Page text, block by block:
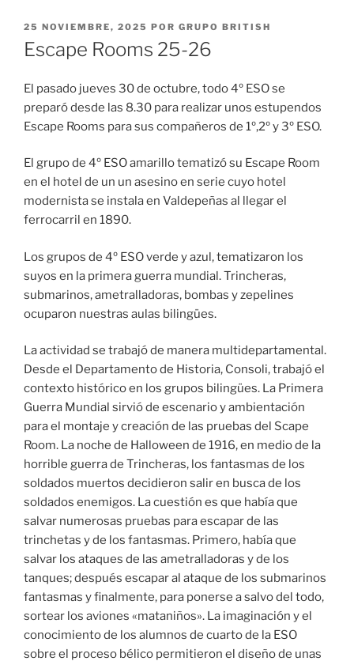
PUBLICADO
EL
25 NOVIEMBRE, 2025 POR GRUPO BRITISH
Escape Rooms 25-26
El pasado jueves 30 de octubre, todo 4º ESO se
preparó desde las 8.30 para realizar unos estupendos
Escape Rooms para sus compañeros de 1º,2º y 3º ESO.
El grupo de 4º ESO amarillo tematizó su Escape Room
en el hotel de un un asesino en serie cuyo hotel
modernista se instala en Valdepeñas al llegar el
ferrocarril en 1890.
Los grupos de 4º ESO verde y azul, tematizaron los
suyos en la primera guerra mundial. Trincheras,
submarinos, ametralladoras, bombas y zepelines
ocuparon nuestras aulas bilingües.
La actividad se trabajó de manera multidepartamental.
Desde el Departamento de Historia, Consoli, trabajó el
contexto histórico en los grupos bilingües. La Primera
Guerra Mundial sirvió de escenario y ambientación
para el montaje y creación de las pruebas del Scape
Room. La noche de Halloween de 1916, en medio de la
horrible guerra de Trincheras, los fantasmas de los
soldados muertos decidieron salir en busca de los
soldados enemigos. La cuestión es que había que
salvar numerosas pruebas para escapar de las
trinchetas y de los fantasmas. Primero, había que
salvar los ataques de las ametralladoras y de los
tanques; después escapar al ataque de los submarinos
fantasmas y finalmente, para ponerse a salvo del todo,
sortear los aviones «mataniños». La imaginación y el
conocimiento de los alumnos de cuarto de la ESO
sobre el proceso bélico permitieron el diseño de unas